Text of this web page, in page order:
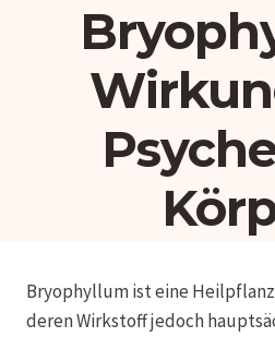
Bryophyllum ist eine
deren Wirkstoff jedoch